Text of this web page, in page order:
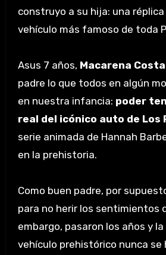
construyo a su hija: una
vehículo más famoso de toda
Asus 7 años, Macarena
padre lo que todos en algún
en nuestra infancia: poder
real del icónico auto de Los
serie animada de Hannah
en la prehistoria.
Como buen padre, por
para no herir los sentimientos
embargo, pasaron los años y
vehículo prehistórico nunca se